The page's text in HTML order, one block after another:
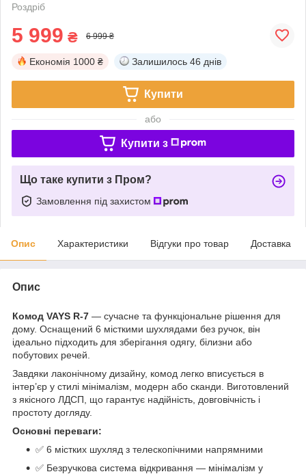
Роздріб
5 999 ₴ 6 999 ₴
Економія 1000 ₴ Залишилось 46 днів
Купити
або
Купити з
Що таке купити з Пром?
Замовлення під захистом
Опис Характеристики Відгуки про товар Доставка
Опис
Комод VAYS R-7 — сучасне та функціональне рішення для
дому. Оснащений 6 місткими шухлядами без ручок, він
ідеально підходить для зберігання одягу, білизни або
побутових речей.
Завдяки лаконічному дизайну, комод легко вписується в
інтер’єр у стилі мінімалізм, модерн або сканди. Виготовлений
з якісного ЛДСП, що гарантує надійність, довговічність і
простоту догляду.
Основні переваги:
✅ 6 містких шухляд з телескопічними напрямними
✅ Безручкова система відкривання — мінімалізм у